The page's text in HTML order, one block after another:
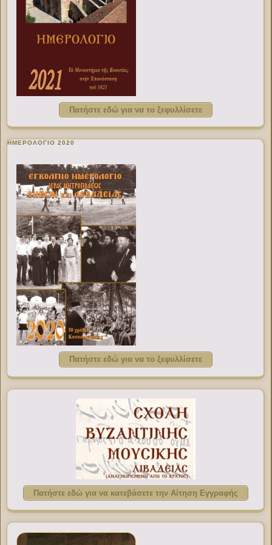
Πατήστε εδώ για να το ξεφυλλίσετε
ΗΜΕΡΟΛΟΓΙΟ 2020
Πατήστε εδώ για να το ξεφυλλίσετε
Πατήστε εδώ για να κατεβάσετε την Αίτηση Εγγραφής